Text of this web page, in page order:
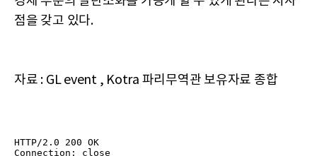
점을 갖고 있다.
자료 : GL event , Kotra 파리무역관 보유자료 종합